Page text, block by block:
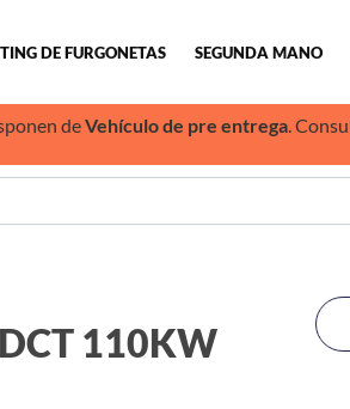
DE FURGONETAS SEGUNDA MANO
deVehículo de pre entrega.
110KW